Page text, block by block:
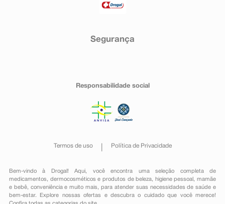
Segurança
Responsabilidade social
Termos de uso Política de Privacidade
Bem-vindo à Drogal! Aqui, você encontra uma seleção completa de
medicamentos , dermocosméticos e produtos de beleza, higiene pessoal ,mamãe
e bebê, conveniênciae muito mais, para atender suas necessidades de saúde e
bem-estar. Explore nossas ofertas e descubra o cuidado que você merece!